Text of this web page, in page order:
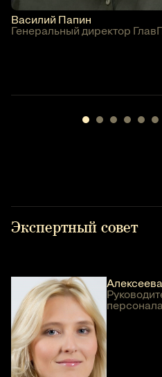
Василий Папин
Генеральный директор
Экспертный совет